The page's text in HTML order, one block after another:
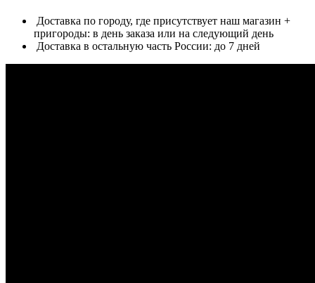
Доставка по городу, где присутствует наш магазин +
пригороды: в день заказа или на следующий день
Доставка в остальную часть России: до 7 дней